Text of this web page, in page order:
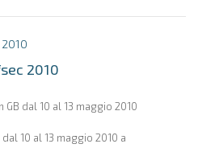
2010
dal 10 al 13 maggio 2010
dal 10 al 13 maggio 2010 a